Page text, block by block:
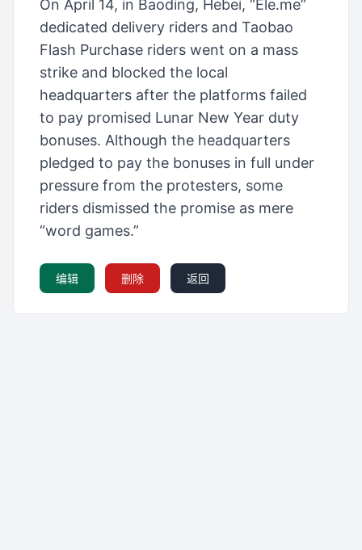
On April 14, in Baoding, Hebei, “Ele.me”
dedicated delivery riders and Taobao
Flash Purchase riders went on a mass
strike and blocked the local
headquarters after the platforms failed
to pay promised Lunar New Year duty
bonuses. Although the headquarters
pledged to pay the bonuses in full under
pressure from the protesters, some
riders dismissed the promise as mere
“word games.”
编辑 删除 返回